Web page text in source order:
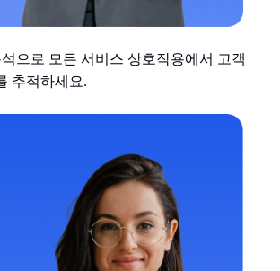
으로 모든 서비스 상호작용에서 고객
추적하세요.